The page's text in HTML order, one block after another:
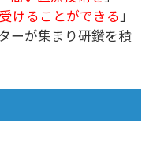
けることができる」
ーが集まり研鑽を積